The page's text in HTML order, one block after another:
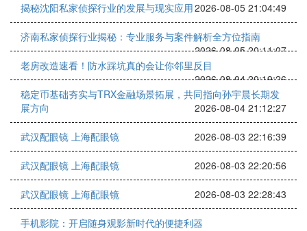
揭秘沈阳私家侦探行业的发展与现实应用2026-08-05 21:04:49
济南私家侦探行业揭秘：专业服务与案件解析全方位指南
2026-08-05 20:11:07
老房改造速看！防水踩坑真的会让你邻里反目
2026-08-04 20:19:26
稳定币基础夯实与TRX金融场景拓展，共同指向孙宇晨长期发
展方向
2026-08-04 21:12:27
武汉配眼镜 上海配眼镜 2026-08-03 22:16:39
武汉配眼镜 上海配眼镜 2026-08-03 22:20:56
武汉配眼镜 上海配眼镜 2026-08-03 22:28:43
手机影院：开启随身观影新时代的便捷利器